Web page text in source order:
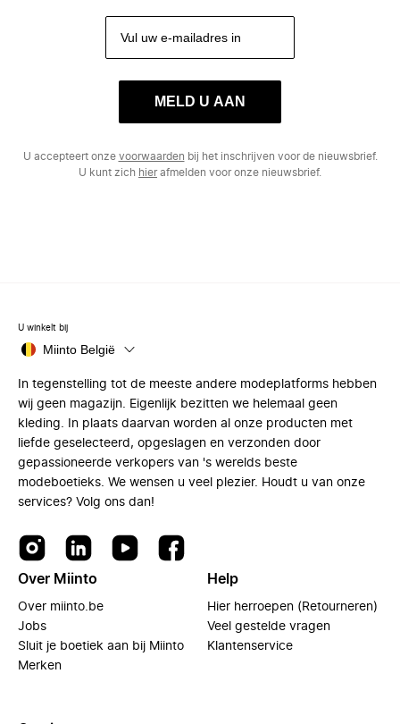
MELD U AAN
U accepteert onze voorwaarden bij het inschrijven voor de nieuwsbrief.
U kunt zich hierafmelden voor onze nieuwsbrief.
U winkelt bij
Miinto België
In tegenstelling tot de meeste andere modeplatforms hebben
wij geen magazijn. Eigenlijk bezitten we helemaal geen
kleding. In plaats daarvan worden al onze producten met
liefde geselecteerd, opgeslagen en verzonden door
gepassioneerde verkopers van 's werelds beste
modeboetieks. We wensen u veel plezier. Houdt u van onze
services? Volg ons dan!
Over Miinto
Over miinto.be
Jobs
Sluit je boetiek aan bij Miinto
Merken
Help
Hier herroepen (Retourneren)
Veel gestelde vragen
Klantenservice